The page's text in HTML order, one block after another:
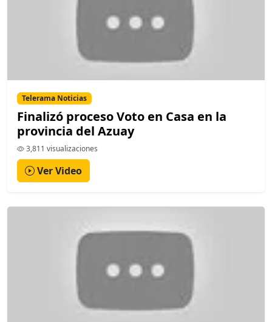
Telerama Noticias
Finalizó proceso Voto en Casa en la
provincia del Azuay
3,811 visualizaciones
Ver Video